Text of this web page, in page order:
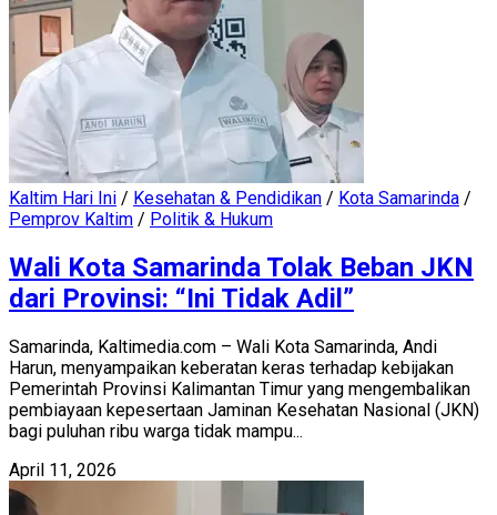
Kaltim Hari Ini / Kesehatan & Pendidikan / Kota Samarinda /
Pemprov Kaltim / Politik & Hukum
Wali Kota Samarinda Tolak Beban JKN
dari Provinsi: “Ini Tidak Adil”
Samarinda, Kaltimedia.com – Wali Kota Samarinda, Andi
Harun, menyampaikan keberatan keras terhadap kebijakan
Pemerintah Provinsi Kalimantan Timur yang mengembalikan
pembiayaan kepesertaan Jaminan Kesehatan Nasional (JKN)
bagi puluhan ribu warga tidak mampu...
April 11, 2026